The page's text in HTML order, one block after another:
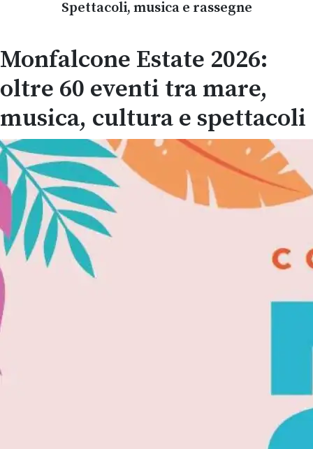
Spettacoli, musica e rassegne
Monfalcone Estate 2026:
oltre 60 eventi tra mare,
musica, cultura e spettacoli